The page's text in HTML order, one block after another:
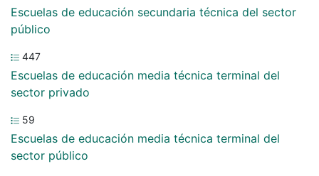
Escuelas de educación secundaria técnica del sector
público
447
Escuelas de educación media técnica terminal del
sector privado
59
Escuelas de educación media técnica terminal del
sector público